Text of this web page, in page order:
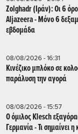
Zolghadr (Ιράν): Οι 6
Aljazeera - Mόνο 6
εβδομάδα
08/08/2026 - 16:31
Κινέζικο μπλόκο σε
παράλυση την αγορά
08/08/2026 - 15:57
Ο όμιλος Klesch
Γερμανία - Τι σημαίνει